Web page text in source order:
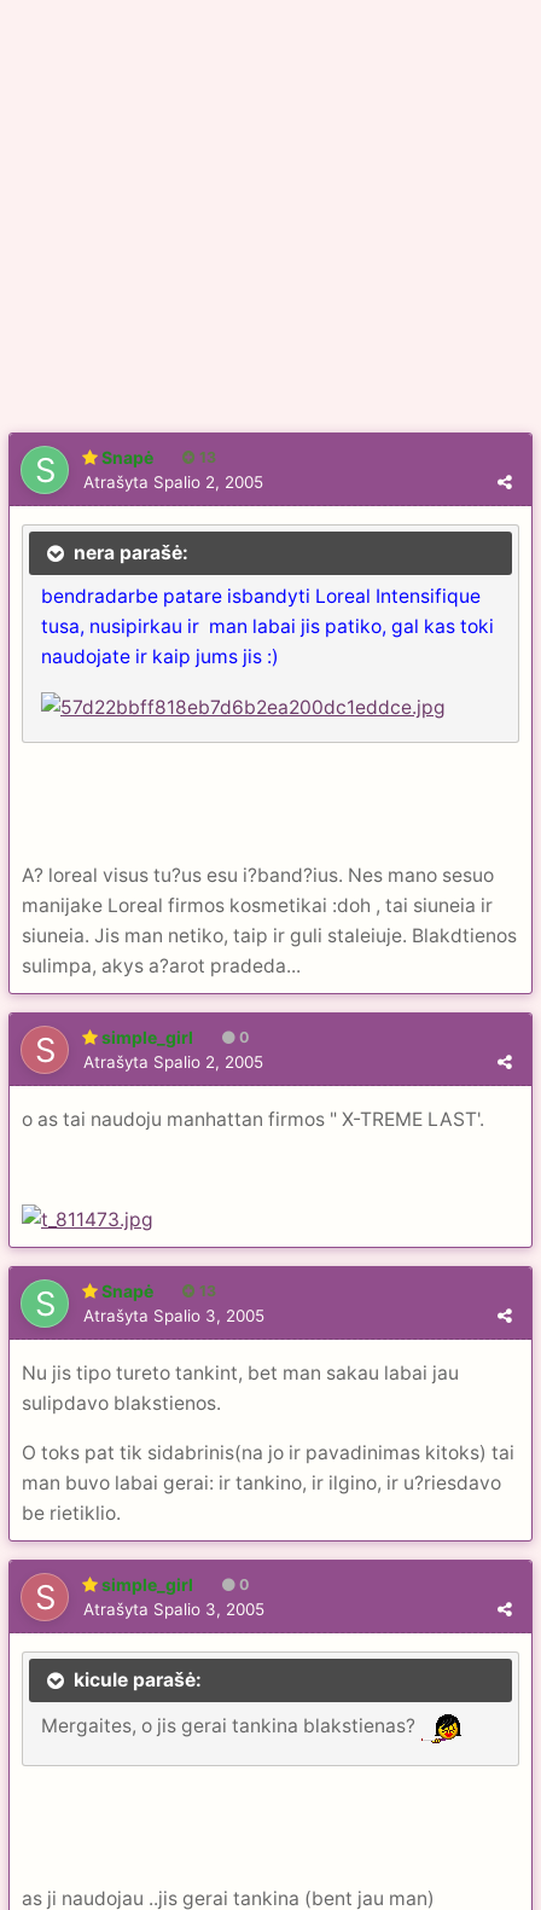
Snapė 13
Atrašyta Spalio 2, 2005
nera parašė:
bendradarbe patare isbandyti Loreal Intensifique
tusa, nusipirkau ir man labai jis patiko, gal kas toki
naudojate ir kaip jums jis :)
A? loreal visus tu?us esu i?band?ius. Nes mano sesuo
manijake Loreal firmos kosmetikai :doh , tai siuneia ir
siuneia. Jis man netiko, taip ir guli staleiuje. Blakdtienos
sulimpa, akys a?arot pradeda...
simple_girl 0
Atrašyta Spalio 2, 2005
o as tai naudoju manhattan firmos " X-TREME LAST'.
Snapė 13
Atrašyta Spalio 3, 2005
Nu jis tipo tureto tankint, bet man sakau labai jau
sulipdavo blakstienos.
O toks pat tik sidabrinis(na jo ir pavadinimas kitoks) tai
man buvo labai gerai: ir tankino, ir ilgino, ir u?riesdavo
be rietiklio.
simple_girl 0
Atrašyta Spalio 3, 2005
kicule parašė:
Mergaites, o jis gerai tankina blakstienas?
as ji naudojau ..jis gerai tankina (bent jau man)